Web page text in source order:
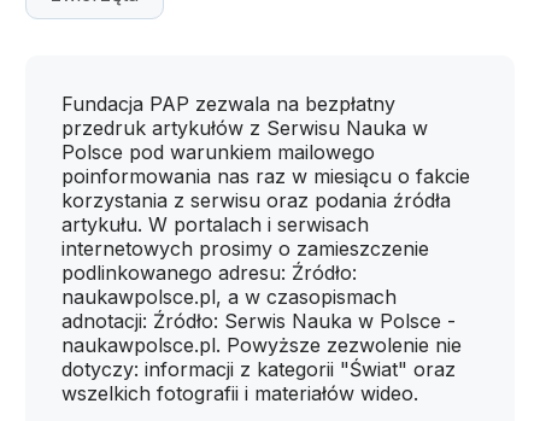
Fundacja PAP zezwala na bezpłatny
przedruk artykułów z Serwisu Nauka w
Polsce pod warunkiem mailowego
poinformowania nas raz w miesiącu o fakcie
korzystania z serwisu oraz podania źródła
artykułu. W portalach i serwisach
internetowych prosimy o zamieszczenie
podlinkowanego adresu: Źródło:
naukawpolsce.pl, a w czasopismach
adnotacji: Źródło: Serwis Nauka w Polsce -
naukawpolsce.pl. Powyższe zezwolenie nie
dotyczy: informacji z kategorii "Świat" oraz
wszelkich fotografii i materiałów wideo.